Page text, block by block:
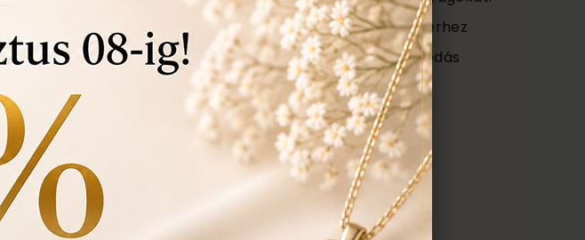
Ékszertartó doboz és ajándék tartó táska minden ékszerhez
Évente 1 alkalommal ingyenes ellenőrzés, rejtett károsodás
történt-e , mozgó kő, repedés a gyűrűn stb. Az általunk
felfedezett hibákat ingyenesen javítjuk.
ÉRDEKEL A TERMÉK, AJÁNLATOT KÉREK
darab